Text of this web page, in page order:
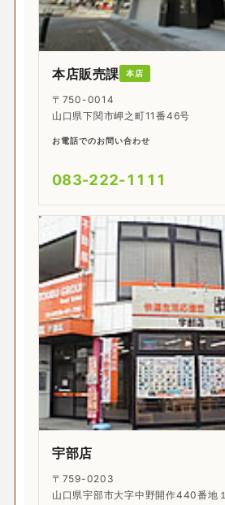
本店販売課 本店
〒750-0014
山口県下関市岬之町11番46号
お電話でのお問い合わせ
083-222-1111
宇部店
〒759-0203
山口県宇部市大字中野開作440番地１